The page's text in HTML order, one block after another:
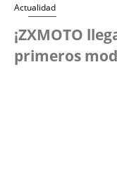
Actualidad
¡ZXMOTO
primeros